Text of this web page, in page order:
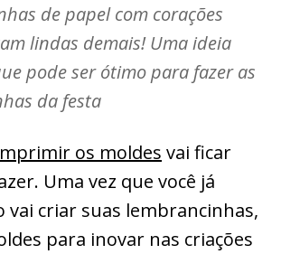
de papel com corações
lindas demais! Uma ideia
pode ser ótimo para fazer as
da festa
os moldes vai ficar
Uma vez que você já
vai criar suas lembrancinhas,
para inovar nas criações